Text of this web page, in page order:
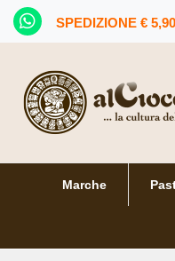
SPEDIZIONE €
Marche